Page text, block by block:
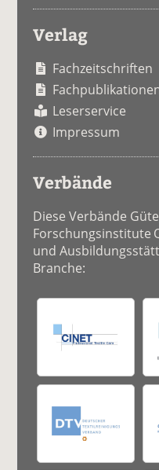
Verlag
Fachzeitschriften
Leserservice
Impressum
Verbände
Diese Verbände
Forschungsinstitute
und
Branche: